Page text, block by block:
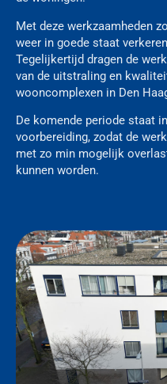
Met deze werkzaamheden
weer in goede staat
Tegelijkertijd dragen de
van de uitstraling en
wooncomplexen in Den
De komende periode staat
voorbereiding, zodat de
met zo min mogelijk
kunnen worden.